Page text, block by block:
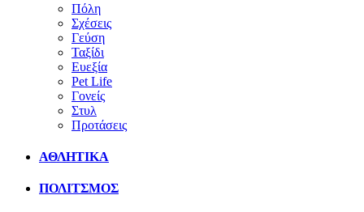
Πόλη
Σχέσεις
Γεύση
Ταξίδι
Ευεξία
Pet Life
Γονείς
Στυλ
Προτάσεις
ΑΘΛΗΤΙΚΑ
ΠΟΛΙΤΣΜΟΣ